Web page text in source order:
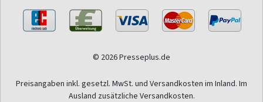
© 2026 Presseplus.de
Preisangaben inkl. gesetzl. MwSt. und Versandkosten im Inland. Im
Ausland zusätzliche Versandkosten.